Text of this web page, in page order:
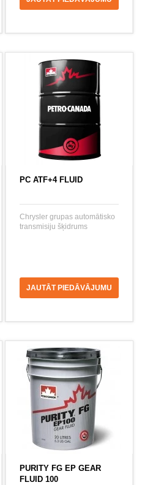
PC ATF+4 FLUID
Chrysler grupas automātisko
transmisiju šķidrums
JAUTĀT PIEDĀVĀJUMU
PURITY FG EP GEAR
FLUID 100